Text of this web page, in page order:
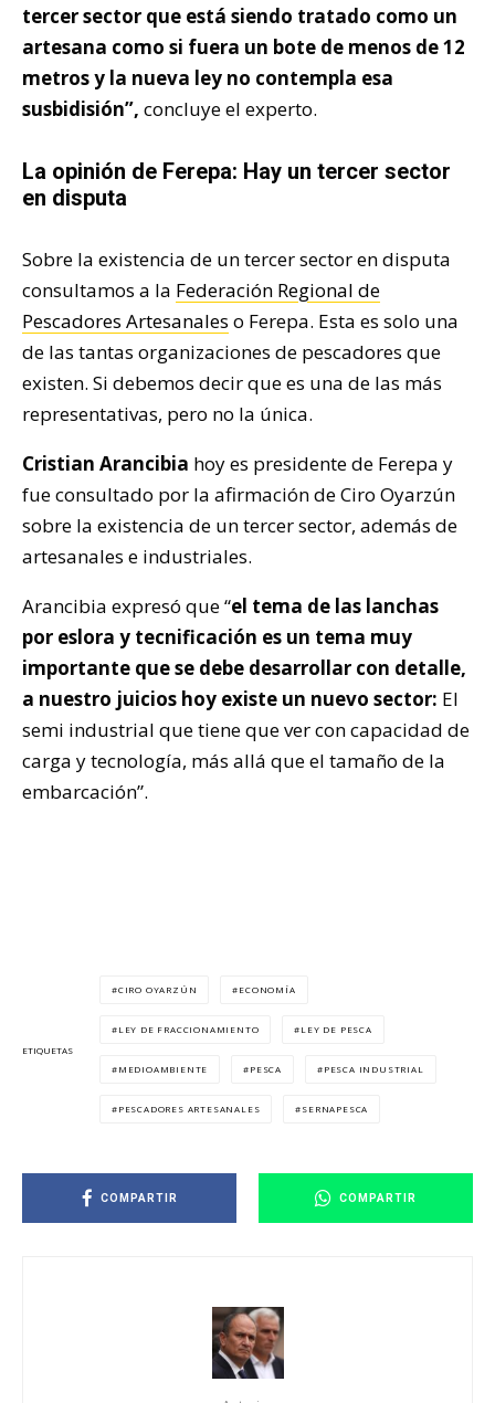
tercer sector que está siendo tratado como un
artesana como si fuera un bote de menos de 12
metros y la nueva ley no contempla esa
susbidisión”, concluye el experto.
La opinión de Ferepa: Hay un tercer sector
en disputa
Sobre la existencia de un tercer sector en disputa
consultamos a la Federación Regional de
Pescadores Artesanales o Ferepa. Esta es solo una
de las tantas organizaciones de pescadores que
existen. Si debemos decir que es una de las más
representativas, pero no la única.
Cristian Arancibia hoy es presidente de Ferepa y
fue consultado por la afirmación de Ciro Oyarzún
sobre la existencia de un tercer sector, además de
artesanales e industriales.
Arancibia expresó que “el tema de las lanchas
por eslora y tecnificación es un tema muy
importante que se debe desarrollar con detalle,
a nuestro juicios hoy existe un nuevo sector: El
semi industrial que tiene que ver con capacidad de
carga y tecnología, más allá que el tamaño de la
embarcación”.
ETIQUETAS
CIRO OYARZÚN ECONOMÍA
LEY DE FRACCIONAMIENTO LEY DE PESCA
MEDIOAMBIENTE PESCA PESCA INDUSTRIAL
PESCADORES ARTESANALES SERNAPESCA
COMPARTIR COMPARTIR